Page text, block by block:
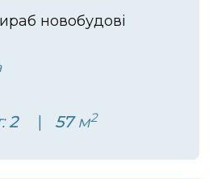
новобудові
2 57м2